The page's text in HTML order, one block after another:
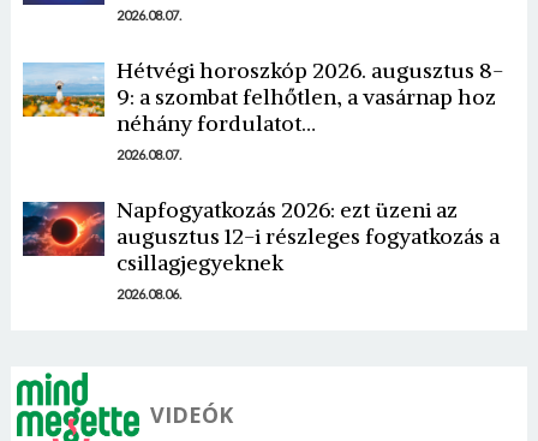
2026.08.07.
Hétvégi horoszkóp 2026. augusztus 8-
9: a szombat felhőtlen, a vasárnap hoz
néhány fordulatot…
2026.08.07.
Napfogyatkozás 2026: ezt üzeni az
augusztus 12-i részleges fogyatkozás a
csillagjegyeknek
2026.08.06.
VIDEÓK